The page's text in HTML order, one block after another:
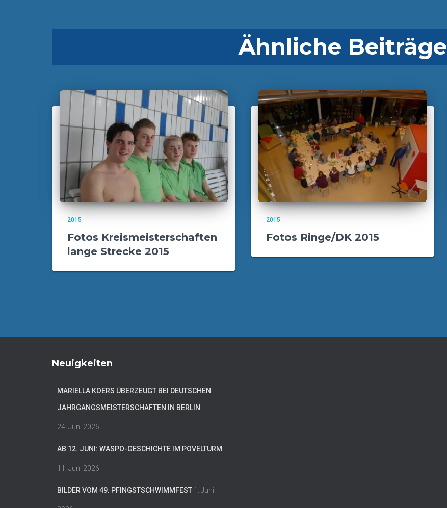
Ähnliche Beiträge
2015
Fotos Kreismeisterschaften
lange Strecke 2015
2015
Fotos Ringe/DK 2015
Neuigkeiten
MARIELLA KOERS ÜBERZEUGT BEI DEUTSCHEN
JAHRGANGSMEISTERSCHAFTEN IN BERLIN
24. Juni 2026
AB 12. JUNI: WASPO-GESCHICHTE IM POVELTURM
11. Juni 2026
BILDER VOM 49. PFINGSTSCHWIMMFEST 1. Juni